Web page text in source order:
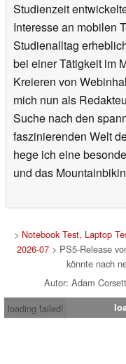
Studienzeit
Interesse an mobilen
Studienalltag
bei einer Tätigkeit im
Kreieren von
mich nun als
Suche nach den
faszinierenden Welt
hege ich eine
und das
> Notebook Test, Laptop
2026-07> PS5-Release
könnte nach
Autor: Adam
loading failed!